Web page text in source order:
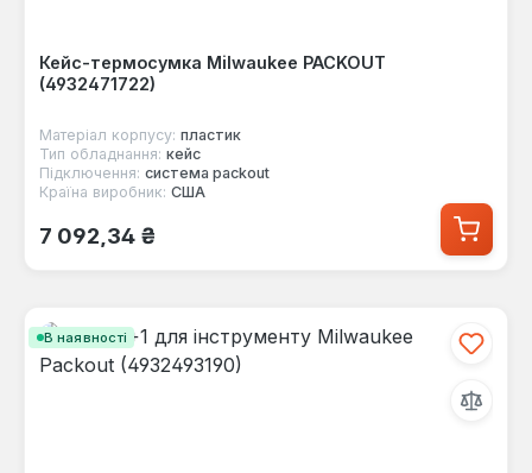
Кейс-термосумка Milwaukee PACKOUT
(4932471722)
Матеріал корпусу: пластик
Тип обладнання: кейс
Підключення: система packout
Країна виробник: США
Звичайна ціна:
7 092,34 ₴
В наявності